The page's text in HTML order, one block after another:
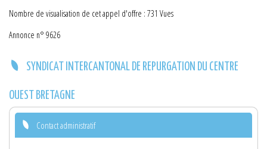
Nombre de visualisation de cet appel d'offre : 731 Vues
Annonce n° 9626
SYNDICAT INTERCANTONAL DE REPURGATION DU CENTRE
OUEST BRETAGNE
Contact administratif